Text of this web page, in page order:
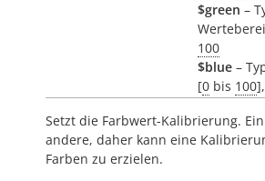
$green –
100
$blue –
[0 bis 100
Setzt die Farbwert-Kalibrierung.
andere, daher kann eine
Farben zu erzielen.